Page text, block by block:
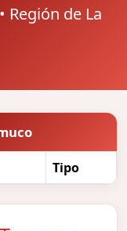
Región de La
Tipo